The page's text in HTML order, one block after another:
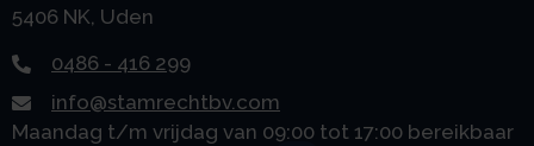
5406 NK, Uden
0486 - 416 299
info@stamrechtbv.com
Maandag t/m vrijdag van 09:00 tot 17:00 bereikbaar